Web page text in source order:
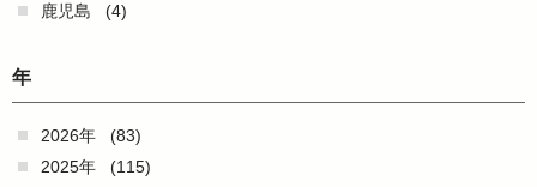
鹿児島
(4)
年
2026年
(83)
2025年
(115)